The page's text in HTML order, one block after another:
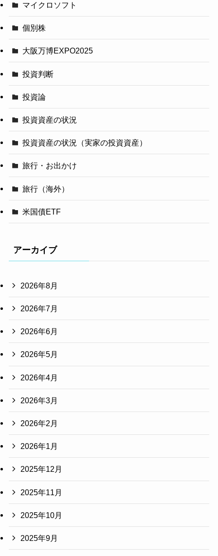
マイクロソフト
個別株
大阪万博EXPO2025
投資判断
投資論
投資資産の状況
投資資産の状況（実家の投資資産）
旅行・お出かけ
旅行（海外）
米国債ETF
アーカイブ
2026年8月
2026年7月
2026年6月
2026年5月
2026年4月
2026年3月
2026年2月
2026年1月
2025年12月
2025年11月
2025年10月
2025年9月